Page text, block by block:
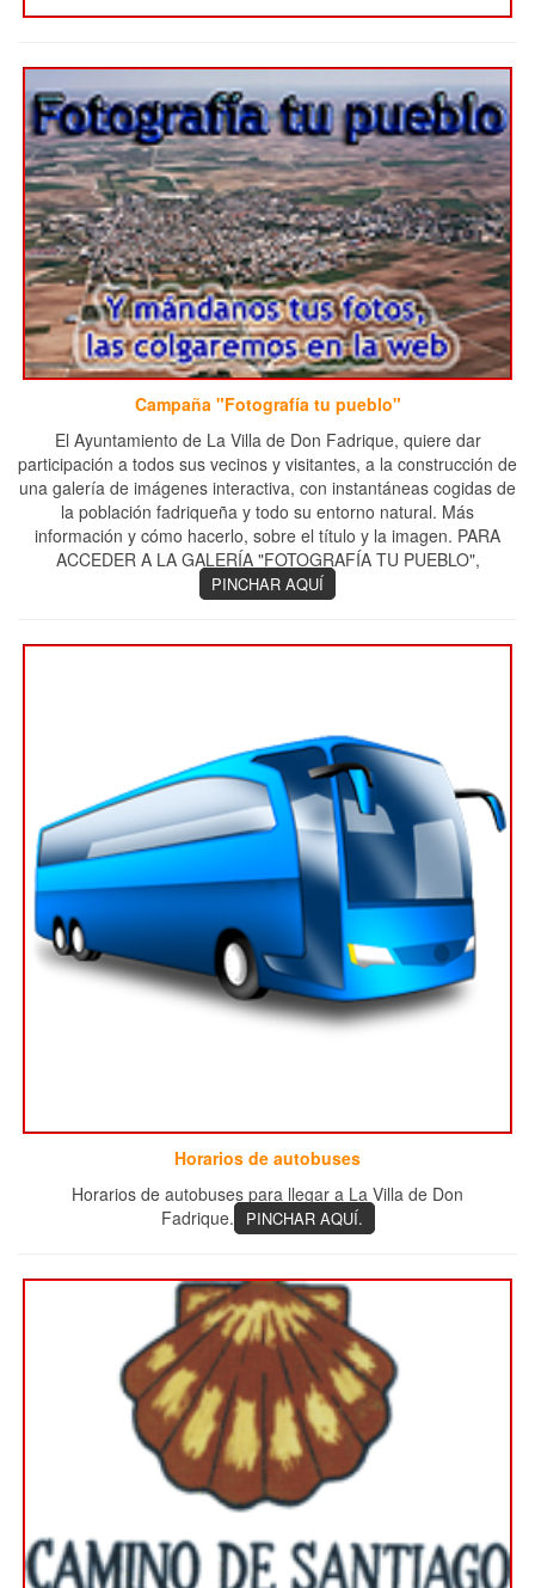
Campaña "Fotografía tu pueblo"
El Ayuntamiento de La Villa de Don Fadrique, quiere dar
participación a todos sus vecinos y visitantes, a la construcción de
una galería de imágenes interactiva, con instantáneas cogidas de
la población fadriqueña y todo su entorno natural. Más
información y cómo hacerlo, sobre el título y la imagen. PARA
ACCEDER A LA GALERÍA "FOTOGRAFÍA TU PUEBLO",
PINCHAR AQUÍ
Horarios de autobuses
Horarios de autobuses para llegar a La Villa de Don
Fadrique.
PINCHAR AQUÍ.